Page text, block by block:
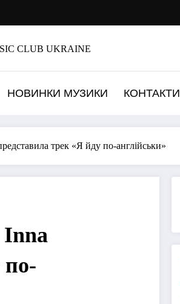
НОВИНКИ МУЗИКИ КОНТАКТИ
трек «Я йду по-англійськи»
Inna
по-